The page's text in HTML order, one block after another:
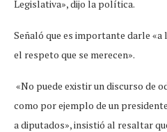
Legislativa», dijo la política.
Señaló que es importante darle
el respeto que se merecen».
«No puede existir un discurso de
como por ejemplo de un
a diputados», insistió al resaltar